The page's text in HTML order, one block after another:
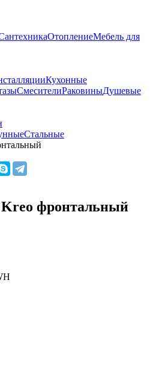
ОтоплениеМебель для
Кухонные
СмесителиРаковиныДушевые
Стальные
фронтальный